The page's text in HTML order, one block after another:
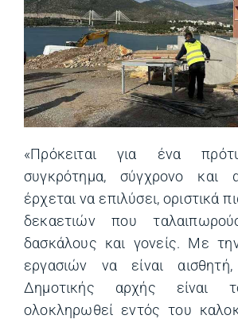
«Πρόκειται για ένα
συγκρότημα, σύγχρονο και
έρχεται να επιλύσει, οριστικά
δεκαετιών που
δασκάλους και γονείς. Με
εργασιών να είναι
Δημοτικής αρχής είναι
ολοκληρωθεί εντός του